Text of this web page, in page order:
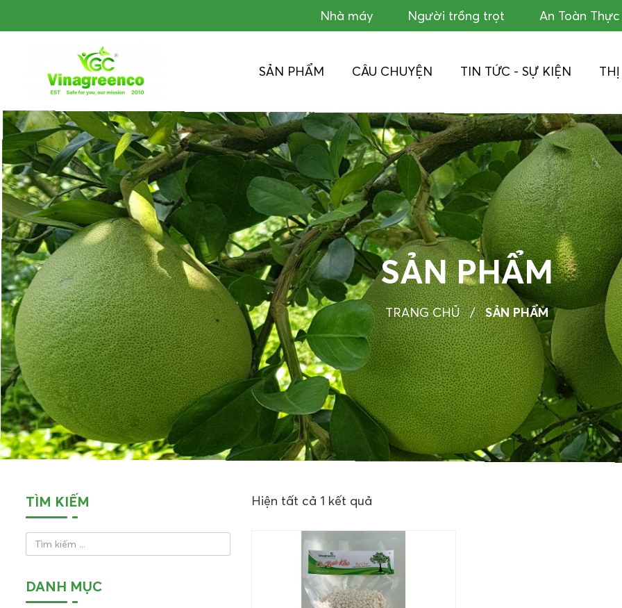
Nhà máy Người trồng trọt An Toàn
SẢN PHẨM CÂU CHUYỆN TIN TỨC - SỰ KIỆN
SẢN PHẨM
TRANG CHỦ / SẢN PHẨM
TÌM KIẾM
DANH MỤC
Hiện tất cả 1 kết quả